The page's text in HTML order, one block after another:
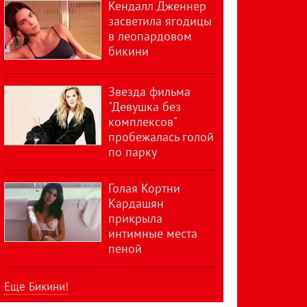
Кендалл Дженнер
засветила ягодицы
в леопардовом
бикини
Звезда фильма
"Девушка без
комплексов"
пробежалась голой
по парку
Голая Кортни
Кардашян
прикрыла
интимные места
пеной
Еще Бикини!